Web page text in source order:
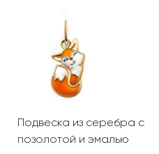
Подвеска из серебра с
позолотой и эмалью